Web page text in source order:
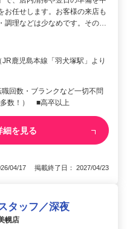
お任せします。お客様の来店も
調理などは少なめです。その…
鹿児島本線「羽犬塚駅」より
回数・ブランクなど一切不問
多数！） ■高卒以上
細を見る
04/17 掲載終了日： 2027/04/23
タッフ／深夜
幌店